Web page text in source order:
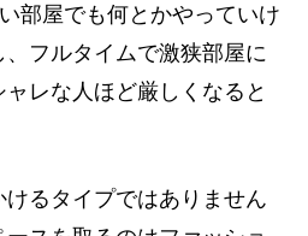
部屋でも何とかやっていけ
フルタイムで激狭部屋に
レな人ほど厳しくなると
けるタイプではありません